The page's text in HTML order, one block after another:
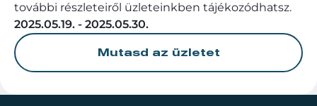
további részleteiről üzleteinkben tájékozódhatsz.
2025.05.19. - 2025.05.30.
Mutasd az üzletet